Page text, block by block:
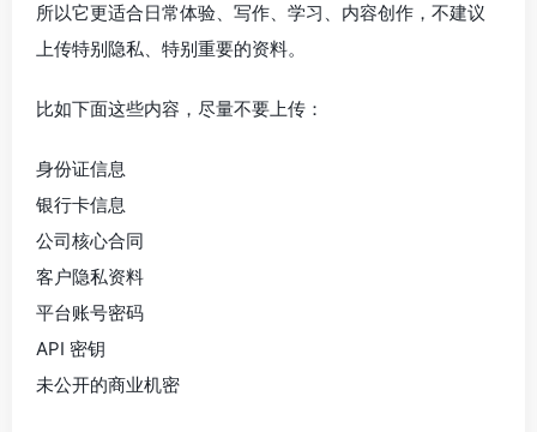
所以它更适合日常体验、写作、学习、内容创作，不建议
上传特别隐私、特别重要的资料。
比如下面这些内容，尽量不要上传：
身份证信息
银行卡信息
公司核心合同
客户隐私资料
平台账号密码
API 密钥
未公开的商业机密